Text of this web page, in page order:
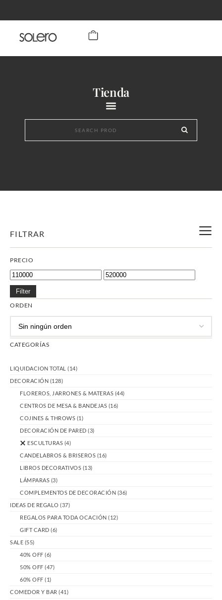
Tienda
FILTRAR
PRECIO
Filter
ORDEN
CATEGORÍAS
LIQUIDACION TOTAL (14)
DECORACIÓN (128)
FLOREROS, JARRONES & MATERAS (44)
CENTROS DE MESA & BANDEJAS (16)
COJINES & THROWS (1)
DECORACIÓN DE PARED (3)
ESCULTURAS (4)
CANDELABROS & BRISEROS (16)
LIBROS DECORATIVOS (13)
LÁMPARAS (3)
COMPLEMENTOS DE DECORACIÓN (36)
IDEAS DE REGALO (37)
REGALOS PARA TODA OCACIÓN (12)
GIFT CARD (6)
SALE (55)
40% OFF (6)
50% OFF (47)
60% OFF (1)
COMEDOR Y BAR (41)